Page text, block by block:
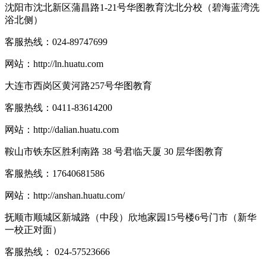
沈阳市沈北新区蒲昌路1-21号华图教育沈北分校（碧海蓝湾洗
浴北侧）
客服热线： 024-89747699
网站： http://ln.huatu.com
大连市西岗区黄河路257号华图教育
客服热线： 0411-83614200
网站： http://dalian.huatu.com
鞍山市铁东区胜利南路 38 号君临天厦 30 层华图教育
客服热线： 17640681586
网站： http://anshan.huatu.com/
抚顺市顺城区新城路（中段）欣地家园15号楼6号门市（新华
一校正对面）
客服热线： 024-57523666